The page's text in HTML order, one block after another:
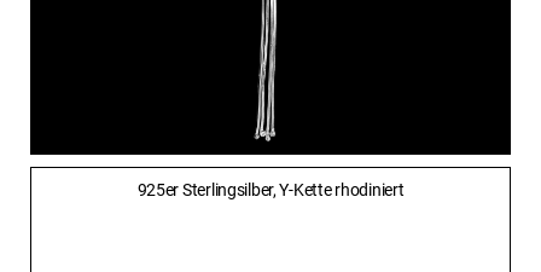
925er Sterlingsilber, Y-Kette rhodiniert